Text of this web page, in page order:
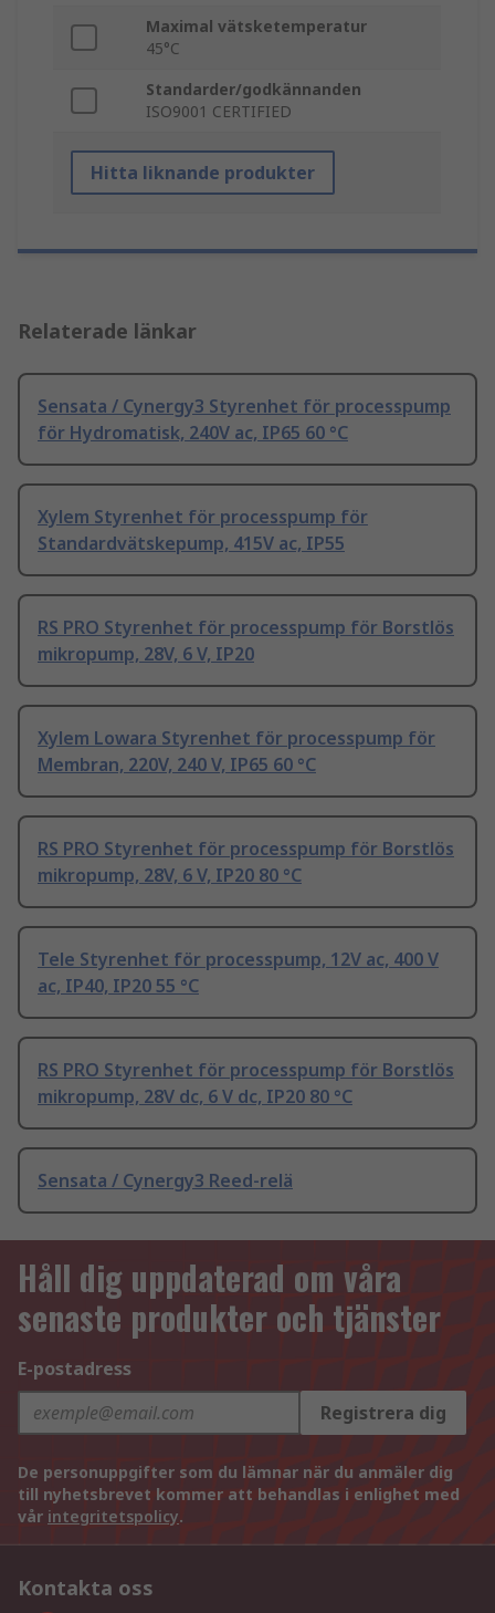
Maximal vätsketemperatur
45°C
Standarder/godkännanden
ISO9001 CERTIFIED
Hitta liknande produkter
Relaterade länkar
Sensata / Cynergy3 Styrenhet för processpump
för Hydromatisk, 240V ac, IP65 60 °C
Xylem Styrenhet för processpump för
Standardvätskepump, 415V ac, IP55
RS PRO Styrenhet för processpump för Borstlös
mikropump, 28V, 6 V, IP20
Xylem Lowara Styrenhet för processpump för
Membran, 220V, 240 V, IP65 60 °C
RS PRO Styrenhet för processpump för Borstlös
mikropump, 28V, 6 V, IP20 80 °C
Tele Styrenhet för processpump, 12V ac, 400 V
ac, IP40, IP20 55 °C
RS PRO Styrenhet för processpump för Borstlös
mikropump, 28V dc, 6 V dc, IP20 80 °C
Sensata / Cynergy3 Reed-relä
Håll dig uppdaterad om våra
senaste produkter och tjänster
E-postadress
Registrera dig
De personuppgifter som du lämnar när du anmäler dig
till nyhetsbrevet kommer att behandlas i enlighet med
vår integritetspolicy.
Kontakta oss